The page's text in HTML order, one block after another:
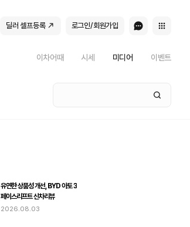
이차어때 시세 미디어 이벤트
딜러 셀프등록 로그인/회원가입
유연한 상품성 개선, BYD 아토 3
페이스리프트 신차리뷰
2026.08.03